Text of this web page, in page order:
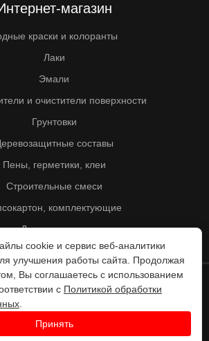
магазин
краски и колоранты
Лаки
Эмали
и очистители поверхности
Грунтовки
составы
Пены, герметики, клеи
Строительные смеси
комплектующие
Другие товары
© Колорит 1995 - 2026
веб-сайта -
cookie и сервис веб-аналитики
улучшения работы сайта. Продолжая
Вы соглашаетесь с использованием
с Политикой обработки
Принять